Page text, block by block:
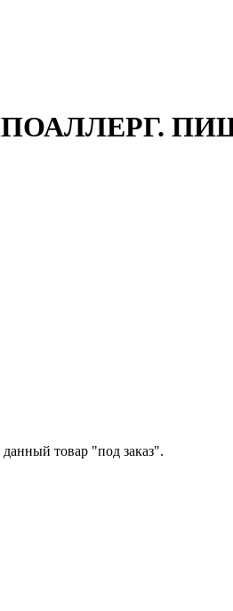
товар "под заказ".